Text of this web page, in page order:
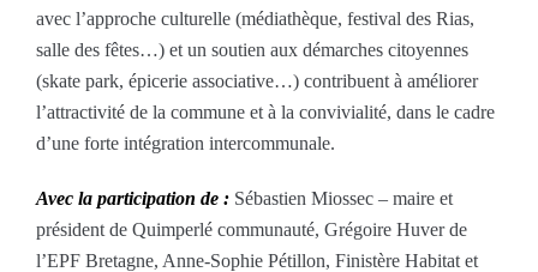
avec l’approche culturelle (médiathèque, festival des Rias,
salle des fêtes…) et un soutien aux démarches citoyennes
(skate park, épicerie associative…) contribuent à améliorer
l’attractivité de la commune et à la convivialité, dans le cadre
d’une forte intégration intercommunale.
Avec la participation de : Sébastien Miossec – maire et
président de Quimperlé communauté, Grégoire Huver de
l’EPF Bretagne, Anne-Sophie Pétillon, Finistère Habitat et